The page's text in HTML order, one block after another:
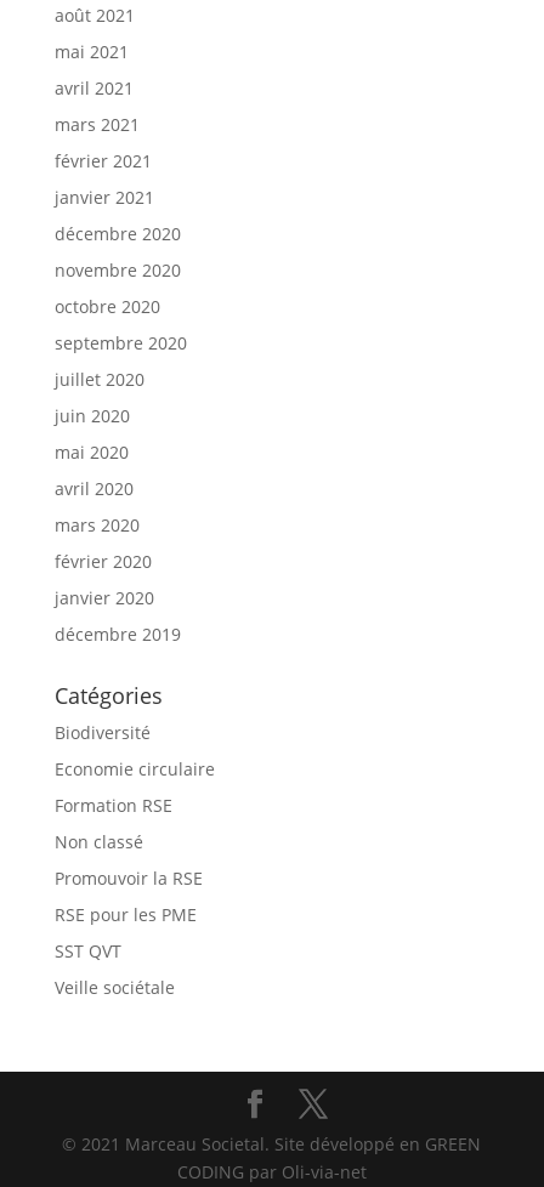
août 2021
mai 2021
avril 2021
mars 2021
février 2021
janvier 2021
décembre 2020
novembre 2020
octobre 2020
septembre 2020
juillet 2020
juin 2020
mai 2020
avril 2020
mars 2020
février 2020
janvier 2020
décembre 2019
Catégories
Biodiversité
Economie circulaire
Formation RSE
Non classé
Promouvoir la RSE
RSE pour les PME
SST QVT
Veille sociétale
© 2021 Marceau Societal. Site développé en GREEN
CODING par Oli-via-net